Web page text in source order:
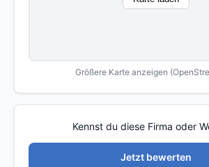
Größere Karte anzeigen
Kennst du diese Firma oder
Jetzt bewerten